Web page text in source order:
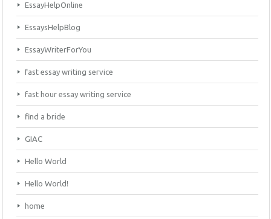
EssayHelpOnline
EssaysHelpBlog
EssayWriterForYou
fast essay writing service
fast hour essay writing service
find a bride
GIAC
Hello World
Hello World!
home